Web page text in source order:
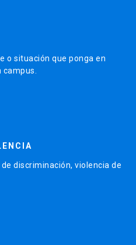
o situación que ponga en
campus.
discriminación, violencia de